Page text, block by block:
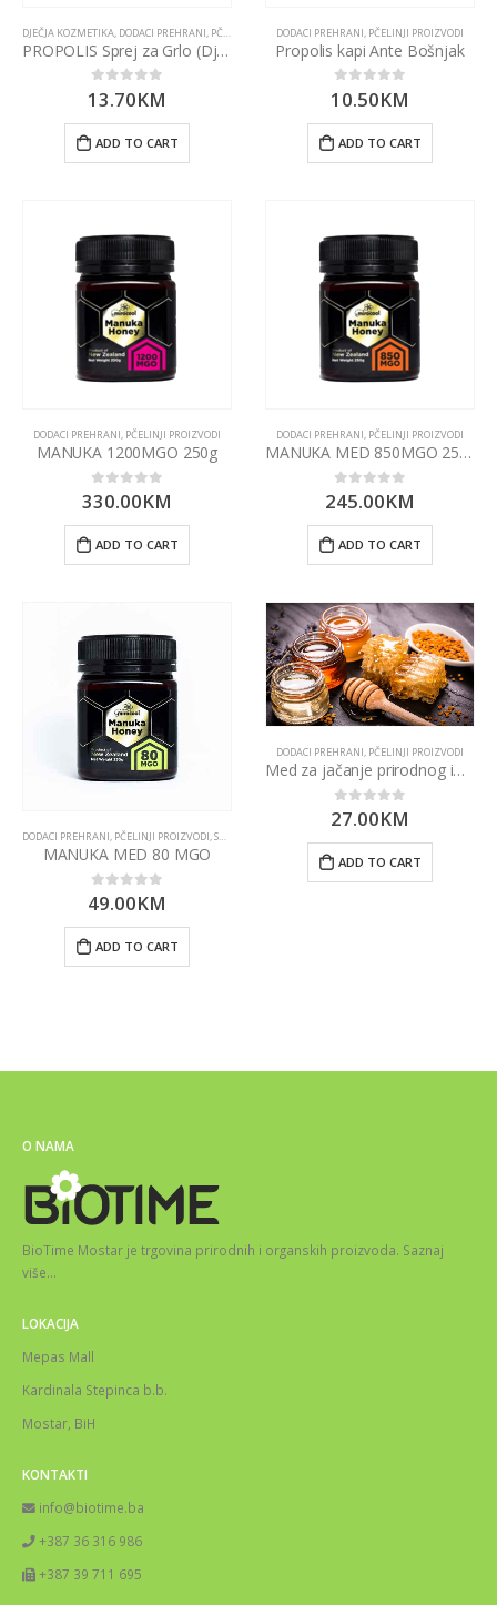
DJEČJA KOZMETIKA DODACI PREHRANI PČELINJI PROIZVODI , ZA LICE
PROPOLIS Sprej za Grlo (Djeca) 30ml Eliksir
0 out of 5
13.70KM
ADD TO CART
DODACI PREHRANI PČELINJI PROIZVODI
Propolis kapi Ante Bošnjak
0 out of 5
10.50KM
ADD TO CART
DODACI PREHRANI, PČELINJI PROIZVODI
MANUKA 1200MGO 250g
0out of 5
330.00KM
ADD TO CART
DODACI PREHRANI, PČELINJI PROIZVODI
MANUKA MED 850MGO 250g
0 out of 5
245.00KM
ADD TO CART
DODACI PREHRANI, PČELINJI PROIZVODI,SUPERHRANA
MANUKA MED 80 MGO
0 out of 5
49.00KM
ADD TO CART
DODACI PREHRANI, PČELINJI PROIZVODI
Med za jačanje prirodnog imuniteta 450g
0out of 5
27.00KM
ADD TO CART
O NAMA
BioTime Mostar je trgovina prirodnih i organskih proizvoda. Saznaj
više…
LOKACIJA
Mepas Mall
Kardinala Stepinca b.b.
Mostar, BiH
KONTAKTI
info@biotime.ba
+387 36 316 986
+387 39 711 695